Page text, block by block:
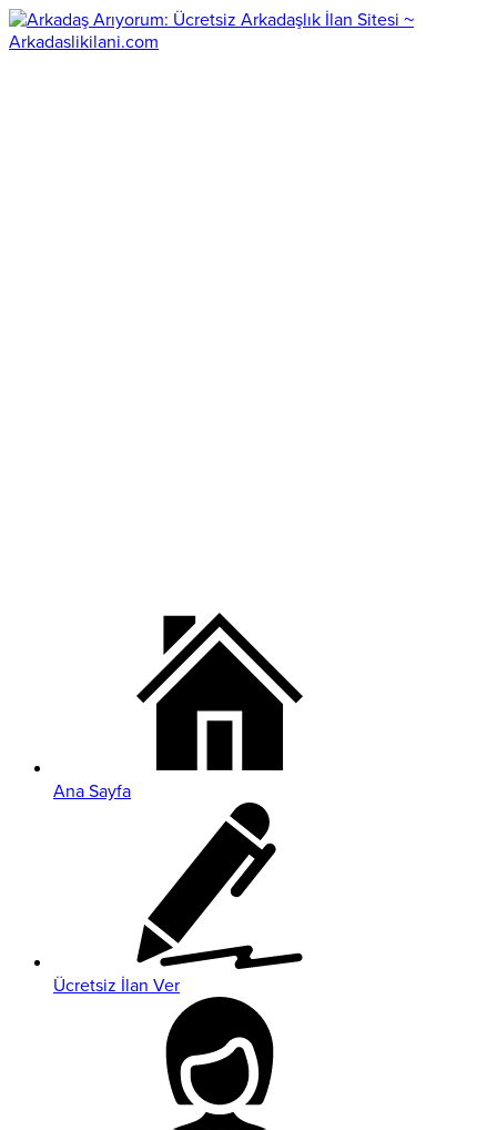
Ana Sayfa
Ücretsiz İlan Ver